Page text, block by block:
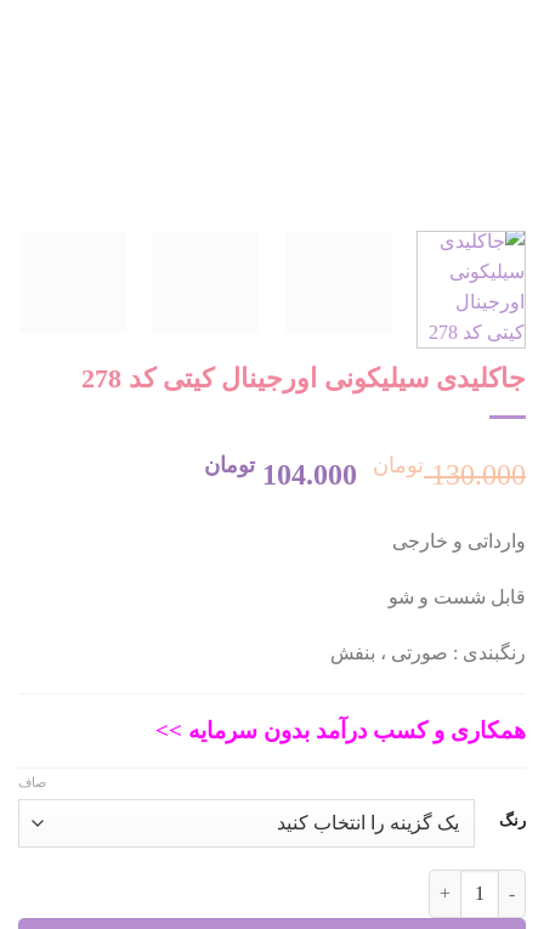
جاکلیدی سیلیکونی اورجینال کیتی کد 278
130.000 تومان قیمت
104.000 تومان
وارداتی و خارجی
قابل شست و شو
رنگبندی : صورتی ، بنفش
همکاری و کسب درآمد بدون سرمایه >>
رنگ
صاف